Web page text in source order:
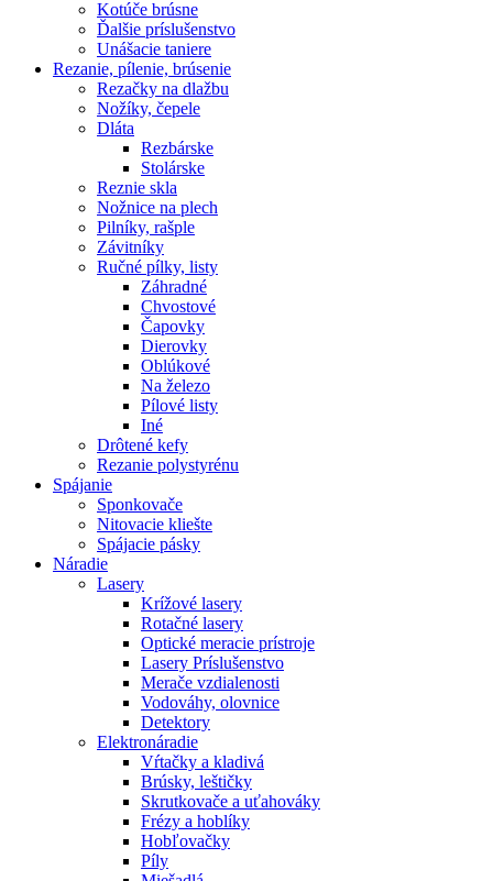
Kotúče brúsne
Ďalšie príslušenstvo
Unášacie taniere
Rezanie, pílenie, brúsenie
Rezačky na dlažbu
Nožíky, čepele
Dláta
Rezbárske
Stolárske
Reznie skla
Nožnice na plech
Pilníky, rašple
Závitníky
Ručné pílky, listy
Záhradné
Chvostové
Čapovky
Dierovky
Oblúkové
Na železo
Pílové listy
Iné
Drôtené kefy
Rezanie polystyrénu
Spájanie
Sponkovače
Nitovacie kliešte
Spájacie pásky
Náradie
Lasery
Krížové lasery
Rotačné lasery
Optické meracie prístroje
Lasery Príslušenstvo
Merače vzdialenosti
Vodováhy, olovnice
Detektory
Elektronáradie
Vŕtačky a kladivá
Brúsky, leštičky
Skrutkovače a uťahováky
Frézy a hoblíky
Hobľovačky
Píly